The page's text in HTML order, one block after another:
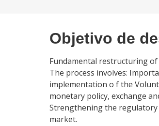
Objetivo de
Fundamental restructuring
The process involves:
implementation o f the
monetary policy, exchange
Strengthening the
market.